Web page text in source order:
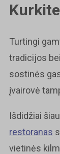
Turtingi
tradicijos
sostinės
įvairovė
Išdidžiai
restoranas
vietinės